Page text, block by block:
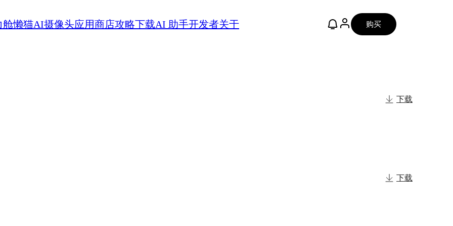
舱懒猫AI摄像头应用商店攻略下载AI 助手开发者关于 购买
下载
下载